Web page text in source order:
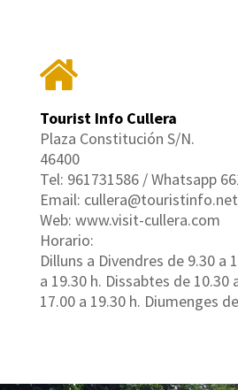
Tourist Info Cullera
Plaza Constitución S/N.
46400
Tel: 961731586 / Whatsapp
Email: cullera@touristinfo.net
Web: www.visit-cullera.com
Horario:
Dilluns a Divendres de 9.30 a
a 19.30 h. Dissabtes de 10.30
17.00 a 19.30 h. Diumenges